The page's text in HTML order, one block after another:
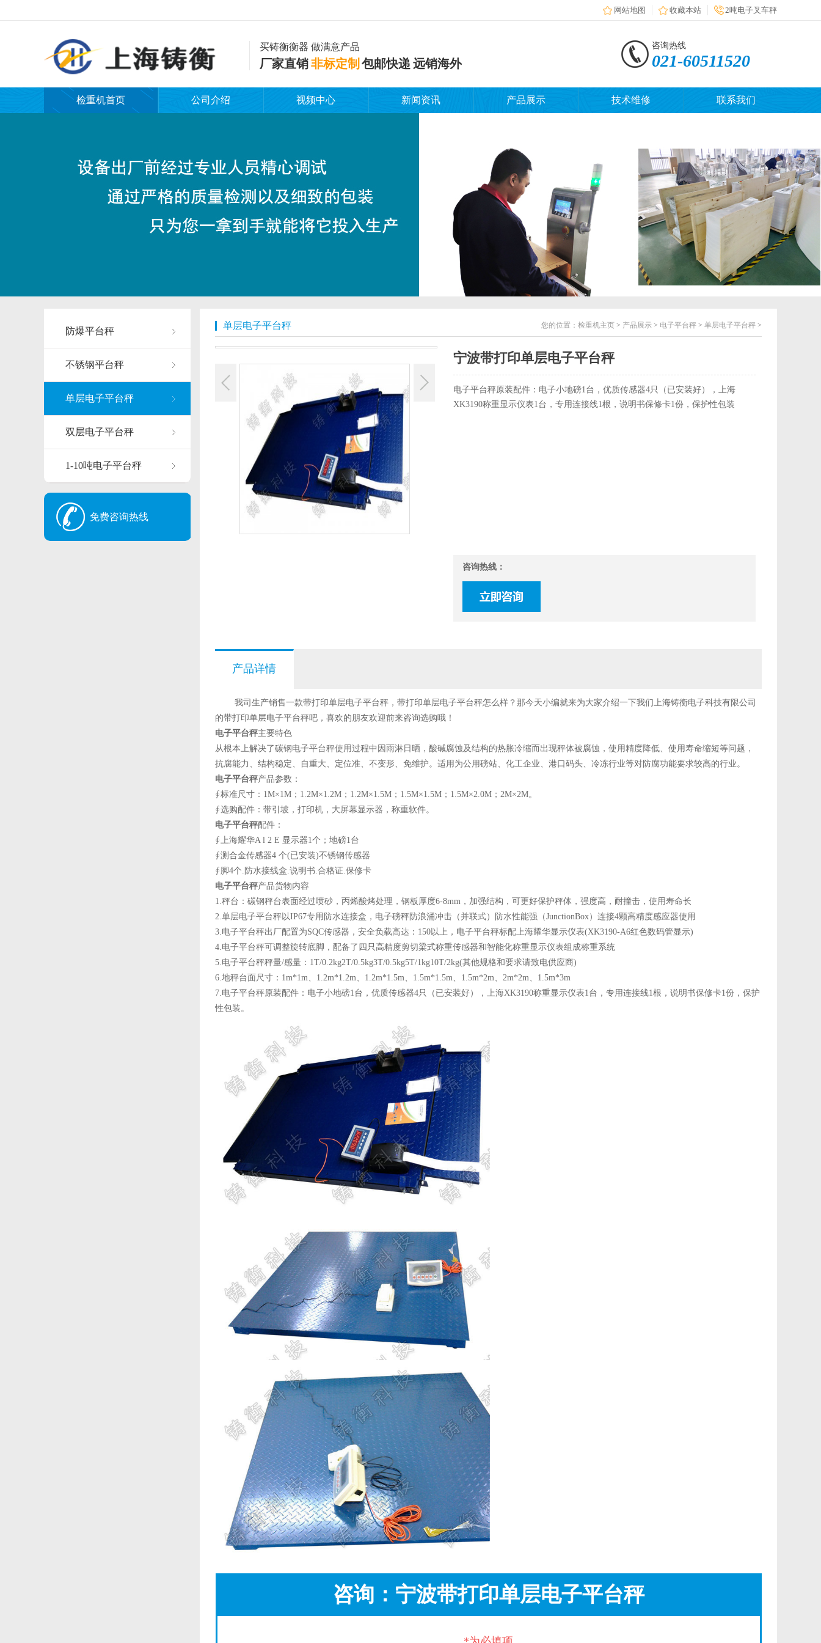
网站地图 收藏本站 2吨电子叉车秤
买铸衡衡器 做满意产品
厂家直销非标定制 包邮快递 远销海外
咨询热线
021-60511520
检重机首页 公司介绍 视频中心 新闻资讯 产品展示 技术维修 联系我们
防爆平台秤
不锈钢平台秤
单层电子平台秤
双层电子平台秤
1-10吨电子平台秤
免费咨询热线
单层电子平台秤 您的位置： 检重机主页 > 产品展示 > 电子平台秤 > 单层电子平台秤 >
宁波带打印单层电子平台秤
电子平台秤原装配件：电子小地磅1台，优质传感器4只（已安装好），上海
XK3190称重显示仪表1台，专用连接线1根，说明书保修卡1份，保护性包装
咨询热线：
产品详情
我司生产销售一款带打印单层电子平台秤，带打印单层电子平台秤怎么样？那今天小编就来为大家介绍一下我们上海铸衡电子科技有限公司
的带打印单层电子平台秤吧，喜欢的朋友欢迎前来咨询选购哦！
电子平台秤主要特色
从根本上解决了碳钢电子平台秤使用过程中因雨淋日晒，酸碱腐蚀及结构的热胀冷缩而出现秤体被腐蚀，使用精度降低、使用寿命缩短等问题，
抗腐能力、结构稳定、自重大、定位准、不变形、免维护。适用为公用磅站、化工企业、港口码头、冷冻行业等对防腐功能要求较高的行业。
电子平台秤产品参数：
∮标准尺寸：1M×1M；1.2M×1.2M；1.2M×1.5M；1.5M×1.5M；1.5M×2.0M；2M×2M。
∮选购配件：带引坡，打印机，大屏幕显示器，称重软件。
电子平台秤配件：
∮上海耀华A l 2 E 显示器1个；地磅1台
∮测合金传感器4 个(已安装)不锈钢传感器
∮脚4个.防水接线盒.说明书.合格证.保修卡
电子平台秤产品货物内容
1.秤台：碳钢秤台表面经过喷砂，丙烯酸烤处理，钢板厚度6-8mm，加强结构，可更好保护秤体，强度高，耐撞击，使用寿命长
2.单层电子平台秤以IP67专用防水连接盒，电子磅秤防浪涌冲击（并联式）防水性能强（JunctionBox）连接4颗高精度感应器使用
3.电子平台秤出厂配置为SQC传感器，安全负载高达：150以上，电子平台秤标配上海耀华显示仪表(XK3190-A6红色数码管显示)
4.电子平台秤可调整旋转底脚，配备了四只高精度剪切梁式称重传感器和智能化称重显示仪表组成称重系统
5.电子平台秤秤量/感量：1T/0.2kg2T/0.5kg3T/0.5kg5T/1kg10T/2kg(其他规格和要求请致电供应商)
6.地秤台面尺寸：1m*1m、1.2m*1.2m、1.2m*1.5m、1.5m*1.5m、1.5m*2m、2m*2m、1.5m*3m
7.电子平台秤原装配件：电子小地磅1台，优质传感器4只（已安装好），上海XK3190称重显示仪表1台，专用连接线1根，说明书保修卡1份，保护
性包装。
咨询：宁波带打印单层电子平台秤